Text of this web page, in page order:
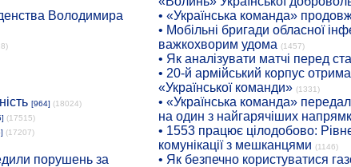
Володимира
[964] (18024)
(17515)
(17207)
порушень за
• «Українська команда»
• Мобільні бригади обласної
важкохворим удома (1457)
• Як аналізувати матчі перед
• 20-й армійський корпус
«Української команди» (1331)
• «Українська команда»
на один з найгарячіших
• 1553 працює цілодобово:
комунікації з мешканцями (1146)
• Як безпечно користуватися